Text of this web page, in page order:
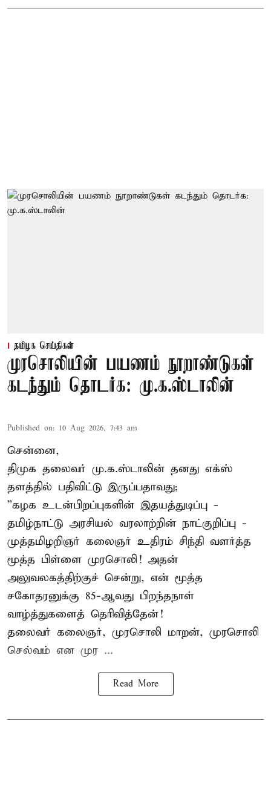
தமிழக செய்திகள்
முரசொலியின் பயணம் நூறாண்டுகள்
கடந்தும் தொடர்க: மு.க.ஸ்டாலின்
Published on: 10 Aug 2026, 7:43 am
சென்னை,
திமுக தலைவர் மு.க.ஸ்டாலின் தனது எக்ஸ்
தளத்தில் பதிவிட்டு இருப்பதாவது;
”கழக உடன்பிறப்புகளின் இதயத்துடிப்பு -
தமிழ்நாட்டு அரசியல் வரலாற்றின் நாட்குறிப்பு -
முத்தமிழறிஞர் கலைஞர் உதிரம் சிந்தி வளர்த்த
மூத்த பிள்ளை முரசொலி! அதன்
அலுவலகத்திற்குச் சென்று, என் மூத்த
சகோதரனுக்கு 85-ஆவது பிறந்தநாள்
வாழ்த்துகளைத் தெரிவித்தேன்!
தலைவர் கலைஞர், முரசொலி மாறன், முரசொலி
செல்வம் என முர ...
Read More